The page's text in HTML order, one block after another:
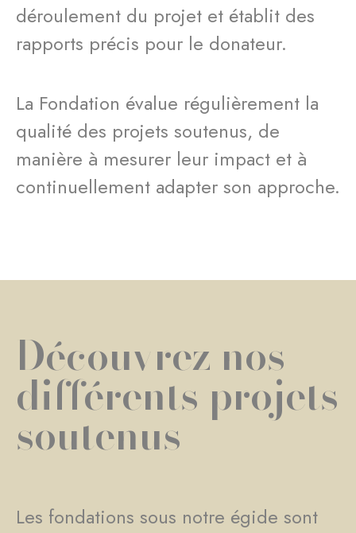
déroulement du projet et établit des
rapports précis pour le donateur.
La Fondation évalue régulièrement la
qualité des projets soutenus, de
manière à mesurer leur impact et à
continuellement adapter son approche.
Découvrez nos
différents projets
soutenus
Les fondations sous notre égide sont